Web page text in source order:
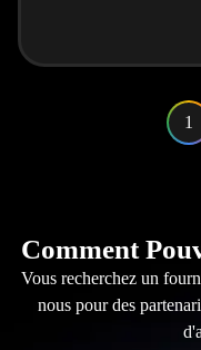
1
Comment
Vous recherchez un
nous pour des